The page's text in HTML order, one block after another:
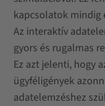
kapcsolatok mindig
Az interaktív
gyors és rugalmas
Ez azt jelenti, hogy
ügyféligények
adatelemzéshez